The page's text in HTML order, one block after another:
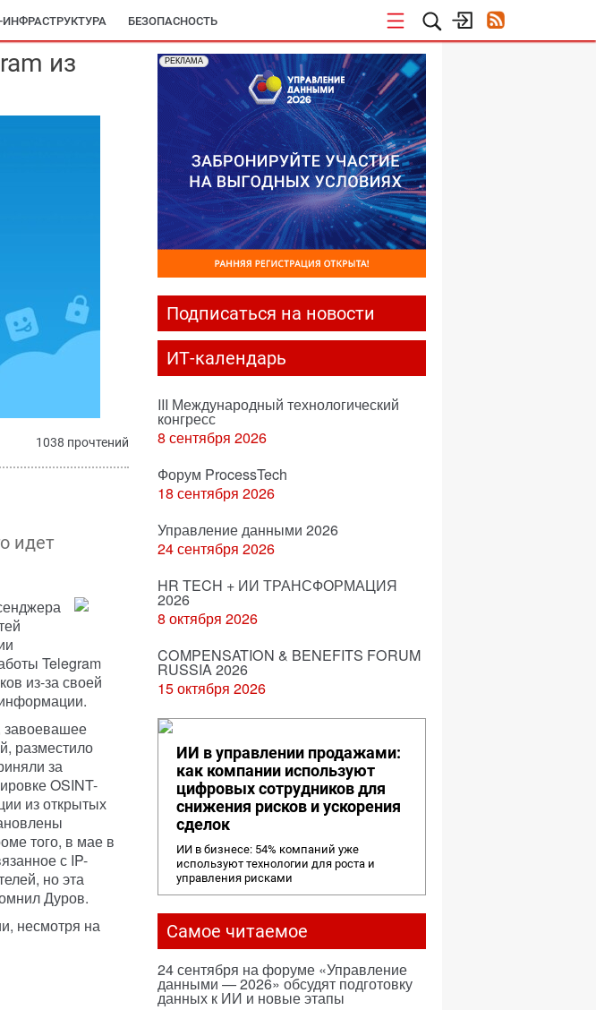
ИНФРАСТРУКТУРА БЕЗОПАСНОСТЬ
из
1038 прочтений
идет
Telegram
из-за своей
завоевашее
разместило
за
OSINT-
из открытых
того, в мае в
с IP-
но эта
Дуров.
несмотря на
РЕКЛАМА
Подписаться на новости
ИТ-календарь
III Международный технологический
конгресс
8 сентября 2026
Форум ProcessTech
18 сентября 2026
Управление данными 2026
24 сентября 2026
HR TECH + ИИ ТРАНСФОРМАЦИЯ
2026
8 октября 2026
COMPENSATION & BENEFITS FORUM
RUSSIA 2026
15 октября 2026
ИИ в управлении продажами:
как компании используют
цифровых сотрудников для
снижения рисков и ускорения
сделок
ИИ в бизнесе: 54% компаний уже
используют технологии для роста и
управления рисками
Самое читаемое
24 сентября на форуме «Управление
данными — 2026» обсудят подготовку
данных к ИИ и новые этапы